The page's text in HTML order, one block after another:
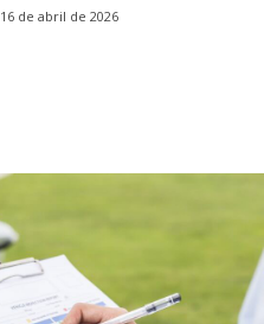
16 de abril de 2026